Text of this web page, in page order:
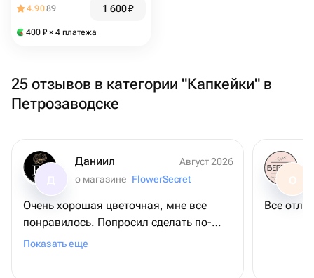
4.9089 1 600₽
400 ₽ × 4 платежа
25 отзывов в категории "Капкейки" в
Петрозаводске
Даниил
Август 2026
о магазине FlowerSecret
Очень хорошая цветочная, мне все
понравилось. Попросил сделать по-
своему - сделали! Очень красивые
Показать еще
О
Все